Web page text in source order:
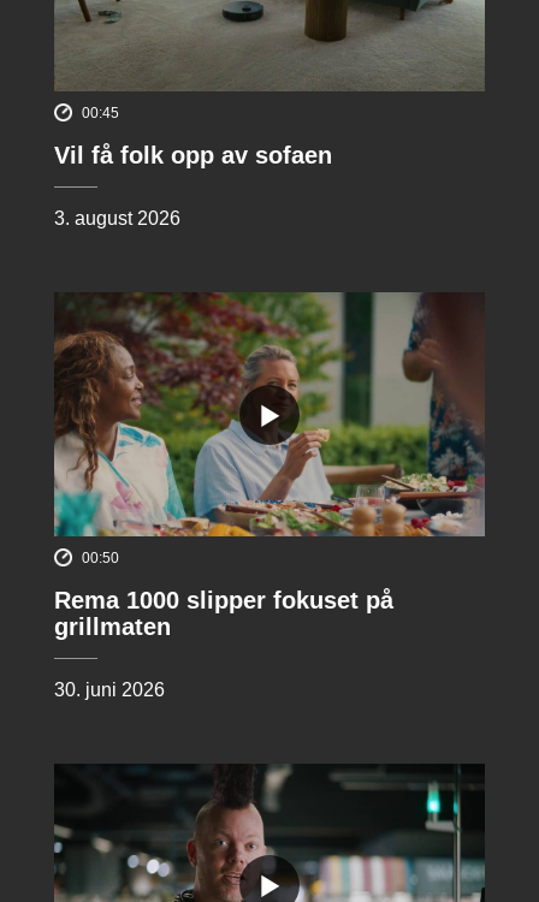
00:45
Vil få folk opp av sofaen
3. august 2026
00:50
Rema 1000 slipper fokuset på
grillmaten
30. juni 2026